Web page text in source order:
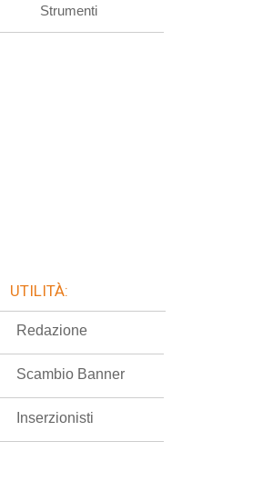
Strumenti
UTILITÀ:
Redazione
Scambio Banner
Inserzionisti